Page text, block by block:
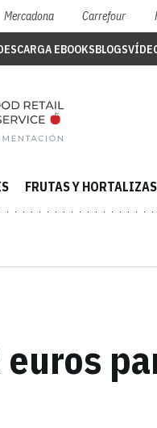
Mercadona Carrefour
EBOOKSBLOGS
FRUTAS Y HORTALIZAS